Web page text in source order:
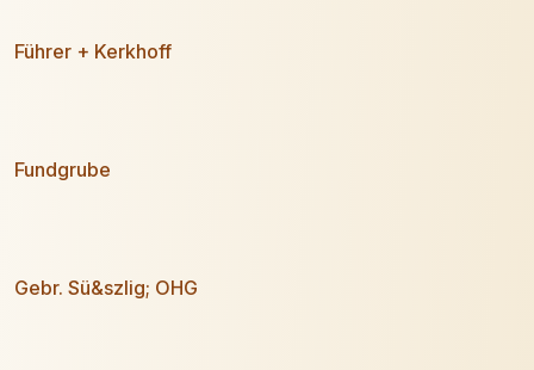
Führer + Kerkhoff
Fundgrube
Gebr. Sü&szlig; OHG